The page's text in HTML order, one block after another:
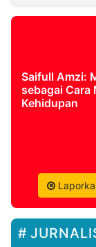
Saifull Amzi:
sebagai Cara
Kehidupan